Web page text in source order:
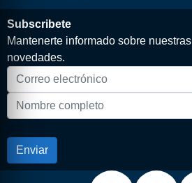
Subscribete
Mantenerte informado sobre nuestras
novedades.